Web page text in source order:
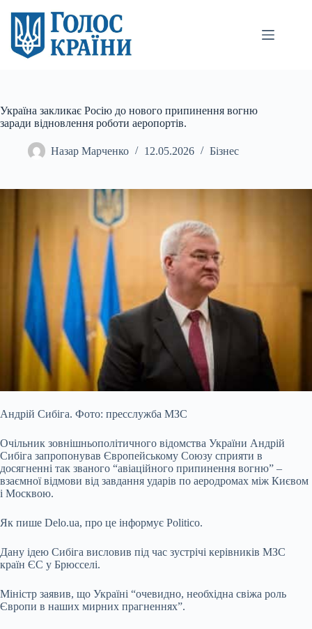
вмісту
Україна закликає Росію до нового припинення вогню
заради відновлення роботи аеропортів.
Назар Марченко 12.05.2026 Бізнес
Андрій Сибіга. Фото: пресслужба МЗС
Очільник зовнішньополітичного відомства України Андрій
Сибіга запропонував Європейському Союзу сприяти в
досягненні так званого “авіаційного припинення вогню” –
взаємної відмови від завдання ударів по аеродромах між Києвом
і Москвою.
Як пише Delo.ua, про це інформує Politico.
Дану ідею Сибіга висловив під час зустрічі керівників МЗС
країн ЄС у Брюсселі.
Міністр заявив, що Україні “очевидно, необхідна свіжа роль
Європи в наших мирних прагненнях”.